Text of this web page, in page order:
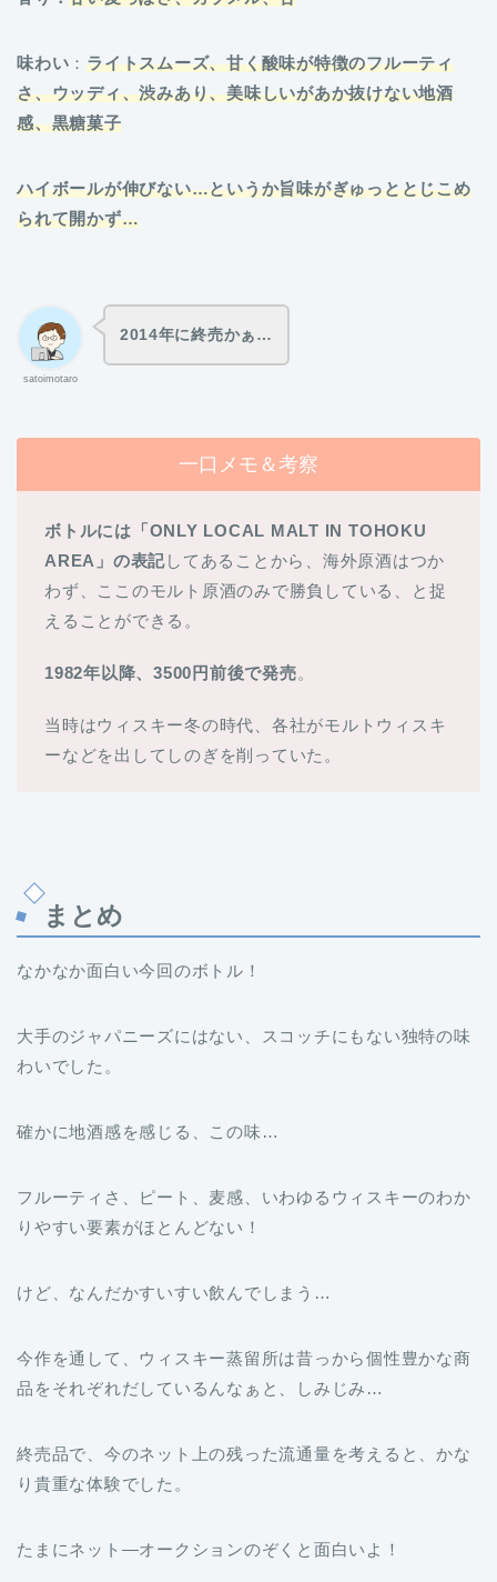
味わい ：ライトスムーズ、甘く酸味が特徴のフルーティ
さ、ウッディ、渋みあり、美味しいがあか抜けない地酒
感、黒糖菓子
ハイボールが伸びない…というか旨味がぎゅっととじこめ
られて開かず…
satoimotaro
2014年に終売かぁ…
一口メモ＆考察
ボトルには「ONLY LOCAL MALT IN TOHOKU
AREA」の表記してあることから、海外原酒はつか
わず、ここのモルト原酒のみで勝負している、と捉
えることができる。
1982年以降、3500円前後で発売。
当時はウィスキー冬の時代、各社がモルトウィスキ
ーなどを出してしのぎを削っていた。
まとめ
なかなか面白い今回のボトル！
大手のジャパニーズにはない、スコッチにもない独特の味
わいでした。
確かに地酒感を感じる、この味…
フルーティさ、ピート、麦感、いわゆるウィスキーのわか
りやすい要素がほとんどない！
けど、なんだかすいすい飲んでしまう…
今作を通して、ウィスキー蒸留所は昔っから個性豊かな商
品をそれぞれだしているんなぁと、しみじみ…
終売品で、今のネット上の残った流通量を考えると、かな
り貴重な体験でした。
たまにネット―オークションのぞくと面白いよ！